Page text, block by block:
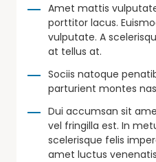
Amet mattis
porttitor lacus.
vulputate. A
at tellus at.
Sociis natoque
parturient montes
Dui accumsan sit
vel fringilla est. In
scelerisque felis
amet luctus